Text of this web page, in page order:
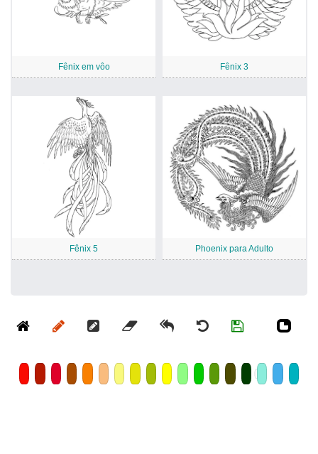
Fênix em vôo Fênix 3
Fênix 5 Phoenix para Adulto